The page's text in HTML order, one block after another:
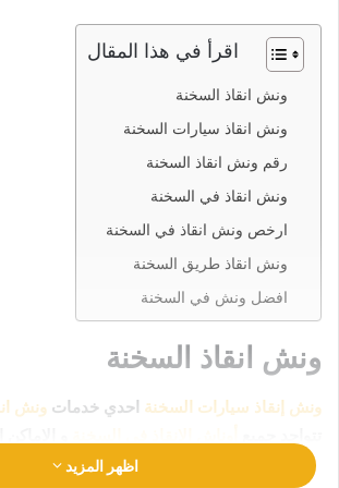
اقرأ في هذا المقال
ونش انقاذ السخنة
ونش انقاذ سيارات السخنة
رقم ونش انقاذ السخنة
ونش انقاذ في السخنة
ارخص ونش انقاذ في السخنة
ونش انقاذ طريق السخنة
افضل ونش في السخنة
ونش انقاذ السخنة
ونش إنقاذ سيارات السخنة احدي خدمات ونش
سيارتك في امان تام وراحة رقم ونش انقاذ
اظهر المزيد